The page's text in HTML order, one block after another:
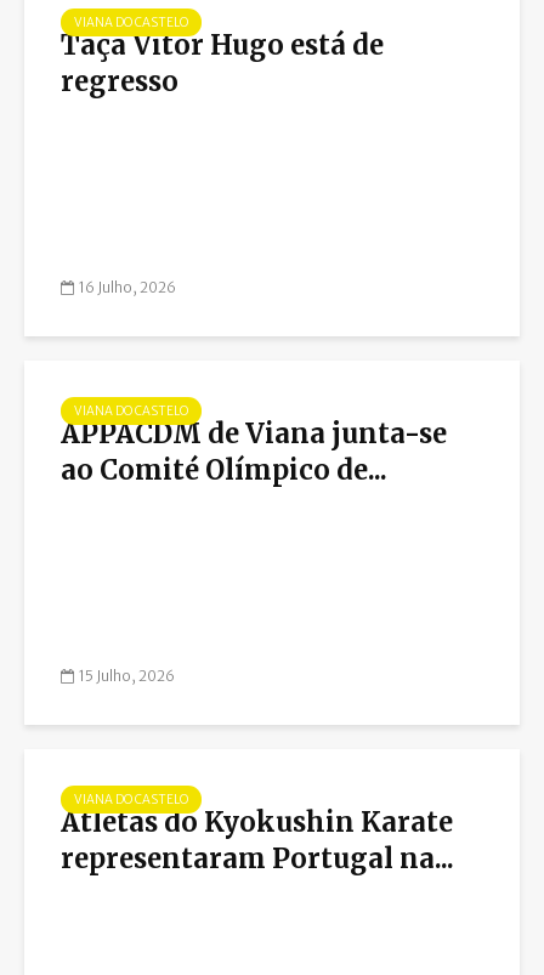
VIANA DO CASTELO
Taça Vitor Hugo está de
regresso
16 Julho, 2026
VIANA DO CASTELO
APPACDM de Viana junta-se
ao Comité Olímpico de...
15 Julho, 2026
VIANA DO CASTELO
Atletas do Kyokushin Karate
representaram Portugal na...